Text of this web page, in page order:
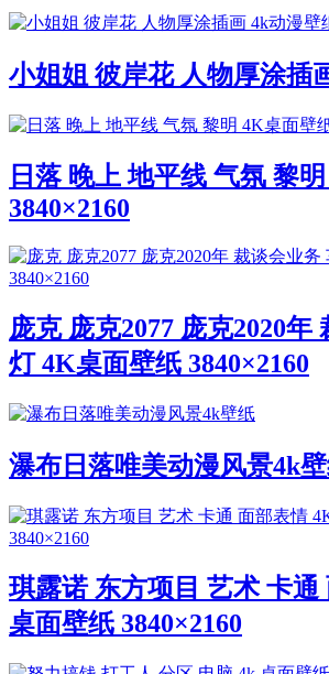
小姐姐 彼岸花 人物厚涂插
日落 晚上 地平线 气氛 黎
3840×2160
庞克 庞克2077 庞克2020年
灯 4K桌面壁纸 3840×2160
瀑布日落唯美动漫风景4k
琪露诺 东方项目 艺术 卡通
桌面壁纸 3840×2160